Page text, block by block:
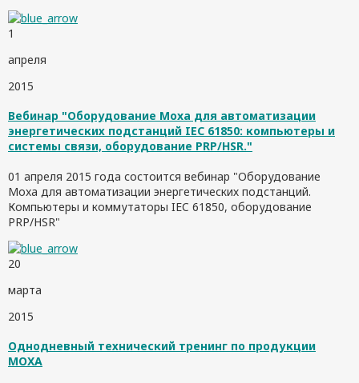
1
апреля
2015
Вебинар "Оборудование Moxa для автоматизации
энергетических подстанций IEC 61850: компьютеры и
системы связи, оборудование PRP/HSR."
01 апреля 2015 года состоится вебинар "Оборудование
Moxa для автоматизации энергетических подстанций.
Компьютеры и коммутаторы IEC 61850, оборудование
PRP/HSR"
20
марта
2015
Однодневный технический тренинг по продукции
MOXA